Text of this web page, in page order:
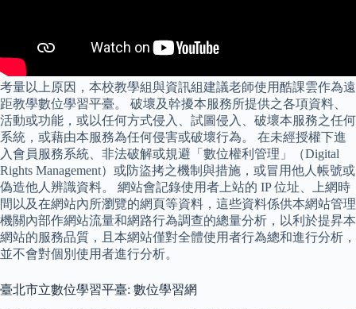
考量以上原因，本校教學組與資訊組建議老師使用酷課雲作為遠
距教學數位學習平臺。 破壞及幹擾本服務所提供之各項資料、
活動或功能，或以任何方式侵入、試圖侵入、破壞本服務之任何
系統，或藉由本服務為任何侵害或破壞行為。 在未經授權下進
入會員服務系統、非法破解或規避「數位權利管理」（Digital
Rights Management）或防盜拷之機制與措施，或冒用他人帳號或
偽造他人辨識資料。 網站會記錄使用者上站的 IP 位址、上網時
間以及在網站內所瀏覽的網頁等資料，這些資料係供本網站管理
機關內部作網站流量和網路行為調查的總量分析，以利於提昇本
網站的服務品質，且本網站僅對全體使用者行為總和進行分析，
並不會對個別使用者進行分析。
臺北市立數位學習平臺: 數位學習網